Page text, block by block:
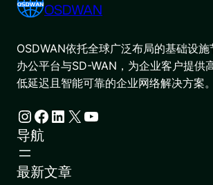
OSDWAN
OSDWAN依托全球广泛布局的基础设
办公平台与SD-WAN，为企业客户提供
低延迟且智能可靠的企业网络解决方案。
Instagram Facebook LinkedIn X YouTube
导航
最新文章